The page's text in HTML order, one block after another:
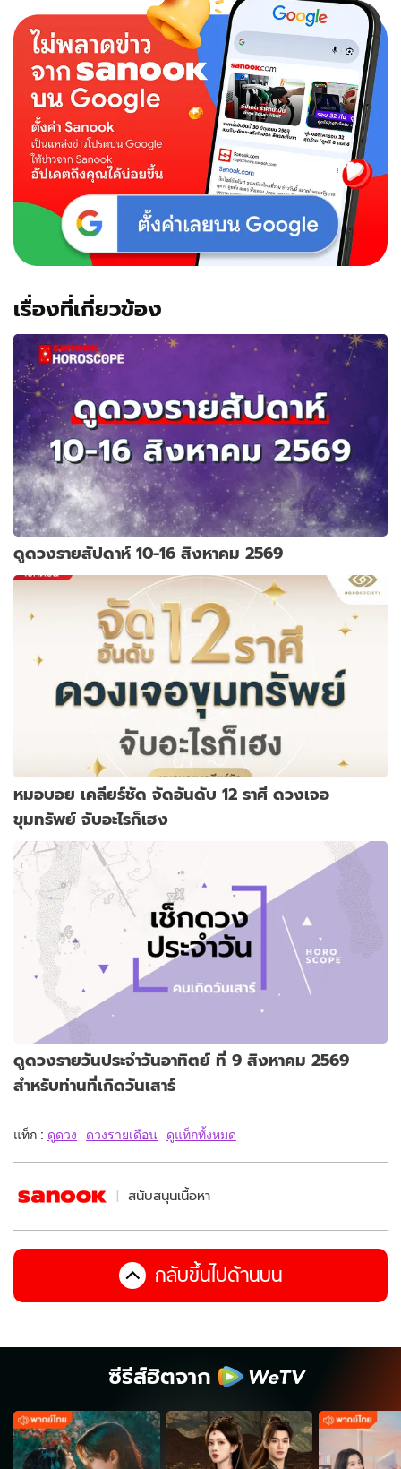
เรื่องที่เกี่ยวข้อง
ดูดวงรายสัปดาห์ 10-16 สิงหาคม 2569
หมอบอย เคลียร์ชัด จัดอันดับ 12 ราศี ดวงเจอ
ขุมทรัพย์ จับอะไรก็เฮง
ดูดวงรายวันประจำวันอาทิตย์ ที่ 9 สิงหาคม 2569
สำหรับท่านที่เกิดวันเสาร์
แท็ก : ดูดวง ดวงรายเดือน ดูแท็กทั้งหมด
สนับสนุนเนื้อหา
กลับขึ้นไปด้านบน
ซีรีส์ฮิตจาก